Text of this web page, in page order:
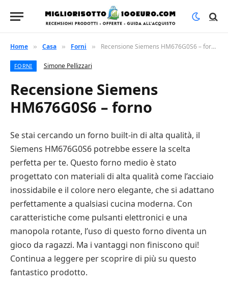
Home » Casa » Forni » Recensione Siemens HM676G0S6 – forno
FORNI Simone Pellizzari
Recensione Siemens
HM676G0S6 – forno
Se stai cercando un forno built-in di alta qualità, il
Siemens HM676G0S6 potrebbe essere la scelta
perfetta per te. Questo forno medio è stato
progettato con materiali di alta qualità come l’acciaio
inossidabile e il colore nero elegante, che si adattano
perfettamente a qualsiasi cucina moderna. Con
caratteristiche come pulsanti elettronici e una
manopola rotante, l’uso di questo forno diventa un
gioco da ragazzi. Ma i vantaggi non finiscono qui!
Continua a leggere per scoprire di più su questo
fantastico prodotto.